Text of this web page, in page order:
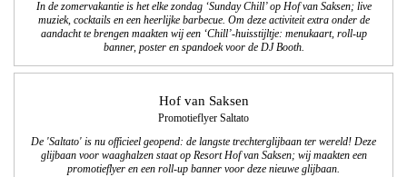
In de zomervakantie is het elke zondag ‘Sunday Chill’ op Hof van Saksen; live
muziek, cocktails en een heerlijke barbecue. Om deze activiteit extra onder de
aandacht te brengen maakten wij een ‘Chill’-huisstijltje: menukaart, roll-up
banner, poster en spandoek voor de DJ Booth.
Hof van Saksen
Promotieflyer Saltato
De 'Saltato' is nu officieel geopend: de langste trechterglijbaan ter wereld! Deze
glijbaan voor waaghalzen staat op Resort Hof van Saksen; wij maakten een
promotieflyer en een roll-up banner voor deze nieuwe glijbaan.